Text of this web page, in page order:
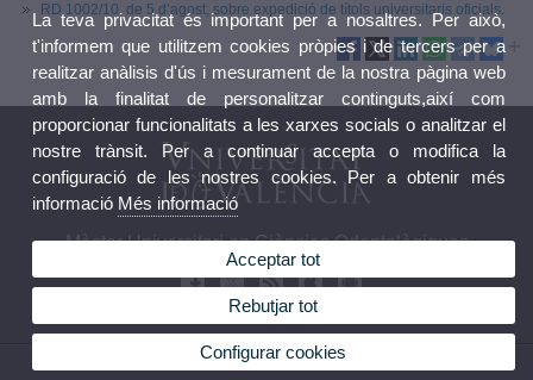
RD 1002/10, de 5 d’agost, sobre expedició de títols universitaris oficials.
Màster Universitari en Ciències Odontològiques
© 2026 UV. - Av. Blasco Ibañez, 15. 46010 València. Espanya. Tel. 96 386 41 00
La teva privacitat és important per a nosaltres. Per això,
t'informem que utilitzem cookies pròpies i de tercers per a
realitzar anàlisis d'ús i mesurament de la nostra pàgina web
amb la finalitat de personalitzar continguts,així com
proporcionar funcionalitats a les xarxes socials o analitzar el
nostre trànsit. Per a continuar accepta o modifica la
configuració de les nostres cookies. Per a obtenir més
informació Més informació
Acceptar tot
Rebutjar tot
Configurar cookies